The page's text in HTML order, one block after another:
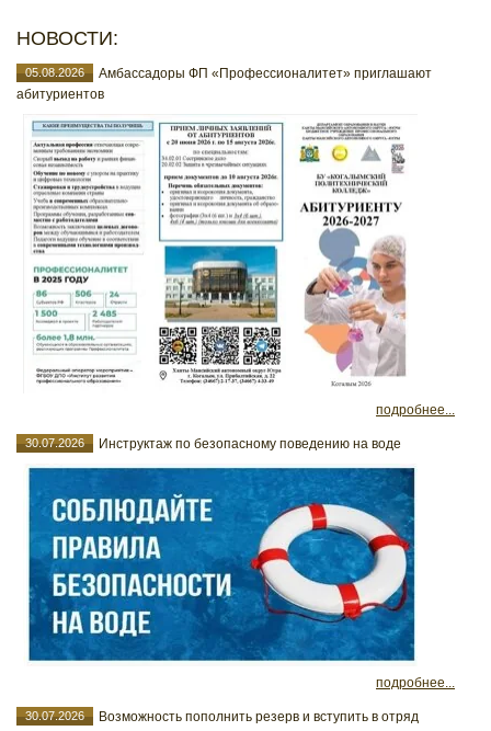
НОВОСТИ:
05.08.2026
Амбассадоры ФП «Профессионалитет» приглашают
абитуриентов
подробнее...
30.07.2026 Инструктаж по безопасному поведению на воде
подробнее...
30.07.2026
Возможность пополнить резерв и вступить в отряд